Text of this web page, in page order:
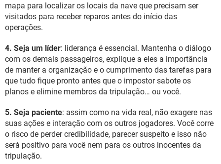
mapa para localizar os locais da nave que precisam ser
visitados para receber reparos antes do início das
operações.
4. Seja um líder: liderança é essencial. Mantenha o diálogo
com os demais passageiros, explique a eles a importância
de manter a organização e o cumprimento das tarefas para
que tudo fique pronto antes que o impostor sabote os
planos e elimine membros da tripulação… ou você.
5. Seja paciente: assim como na vida real, não exagere nas
suas ações e interação com os outros jogadores. Você corre
o risco de perder credibilidade, parecer suspeito e isso não
será positivo para você nem para os outros inocentes da
tripulação.